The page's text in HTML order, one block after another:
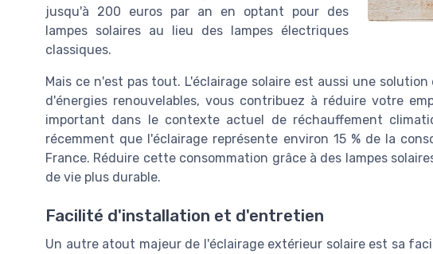
jusqu'à 200 euros par an en optant pour des
lampes solaires au lieu des lampes électriques
classiques.
Mais ce n'est pas tout. L'éclairage solaire est aussi une
d'énergies renouvelables, vous contribuez à réduire votre
important dans le contexte actuel de réchauffement
récemment que l'éclairage représente environ 15 % de la
France. Réduire cette consommation grâce à des lampes
de vie plus durable.
Facilité d'installation et d'entretien
Un autre atout majeur de l'éclairage extérieur solaire est sa